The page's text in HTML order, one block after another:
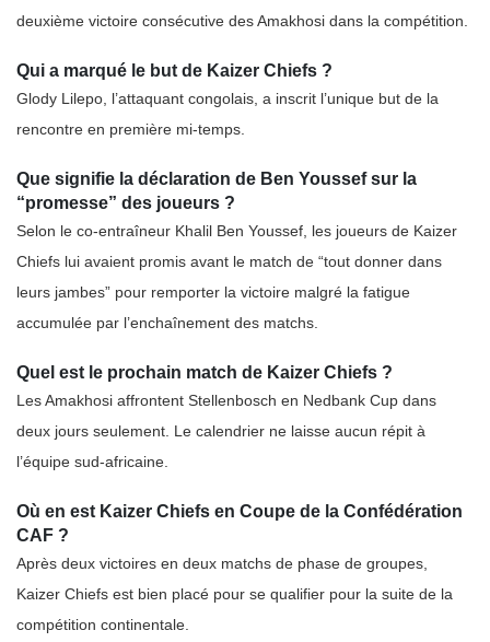
deuxième victoire consécutive des Amakhosi dans la compétition.
Qui a marqué le but de Kaizer Chiefs ?
Glody Lilepo, l’attaquant congolais, a inscrit l’unique but de la
rencontre en première mi-temps.
Que signifie la déclaration de Ben Youssef sur la
“promesse” des joueurs ?
Selon le co-entraîneur Khalil Ben Youssef, les joueurs de Kaizer
Chiefs lui avaient promis avant le match de “tout donner dans
leurs jambes” pour remporter la victoire malgré la fatigue
accumulée par l’enchaînement des matchs.
Quel est le prochain match de Kaizer Chiefs ?
Les Amakhosi affrontent Stellenbosch en Nedbank Cup dans
deux jours seulement. Le calendrier ne laisse aucun répit à
l’équipe sud-africaine.
Où en est Kaizer Chiefs en Coupe de la Confédération
CAF ?
Après deux victoires en deux matchs de phase de groupes,
Kaizer Chiefs est bien placé pour se qualifier pour la suite de la
compétition continentale.